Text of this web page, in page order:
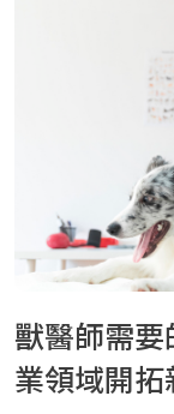
獸醫師需
業領域開